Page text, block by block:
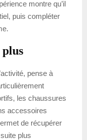
montre qu’il
puis compléter
plus
pense à
les chaussures
accessoires
de récupérer
plus